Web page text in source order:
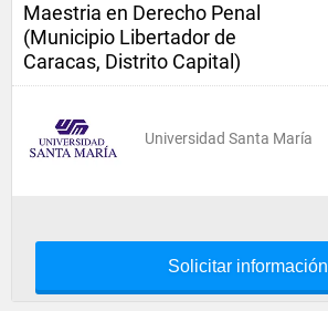
Maestria en Derecho Penal
(Municipio Libertador de
Caracas, Distrito Capital)
Universidad Santa María
Solicitar información